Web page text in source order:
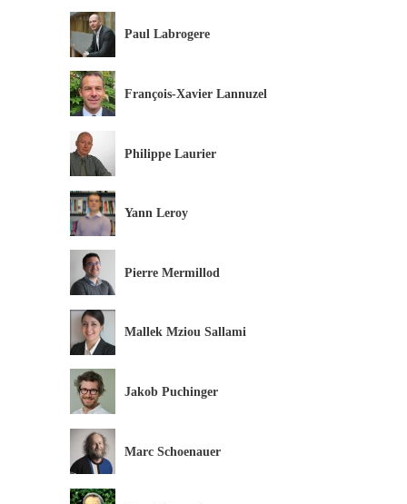
Paul Labrogere
François-Xavier Lannuzel
Philippe Laurier
Yann Leroy
Pierre Mermillod
Mallek Mziou Sallami
Jakob Puchinger
Marc Schoenauer